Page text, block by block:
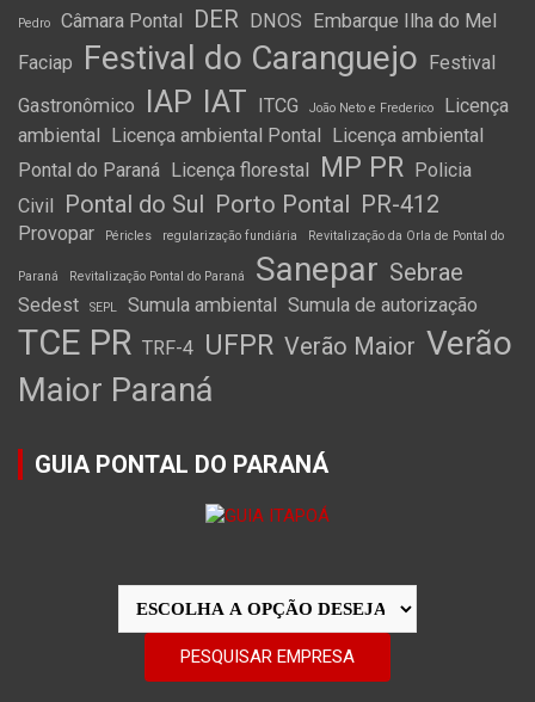
Pedro Câmara Pontal DER DNOS Embarque Ilha do Mel
Faciap
Festival do Caranguejo Festival
Gastronômico
IAP IAT ITCG João Neto e Frederico
Licença
ambiental Licença ambiental Pontal Licença ambiental
Pontal do Paraná Licença florestal MP PR Policia
Civil
Pontal do Sul Porto Pontal PR-412
Provopar Péricles regularização fundiária Revitalização da Orla de Pontal do
Paraná Revitalização Pontal do Paraná Sanepar Sebrae
Sedest SEPL Sumula ambiental Sumula de autorização
TCE PR TRF-4 UFPR Verão Maior Verão
Maior Paraná
GUIA PONTAL DO PARANÁ